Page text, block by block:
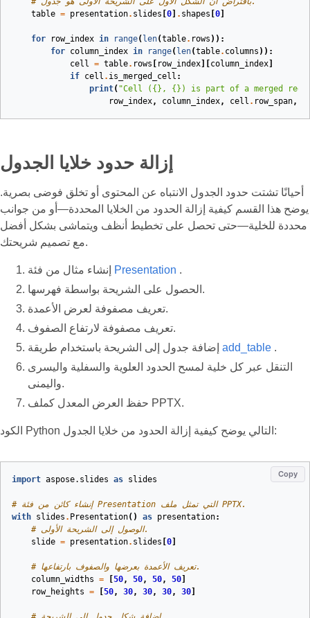
table = presentation. slides 0 . shapes 0
for row_index in range( len(table. rows )):
for column_index in range( len(table. columns )):
cell = table. rows row_index column_index
if cell . is_merged_cell :
print( "Cell ({}, {}) is part of a merged
row_index, column_index, cell . row_span,
إزالة حدود خلايا الجدول
أحيانًا تشتت حدود الجدول الانتباه عن المحتوى أو تخلق فوضى بصرية.
يوضح هذا القسم كيفية إزالة الحدود من الخلايا المحددة—أو من جوانب
محددة للخلية—حتى تحصل على تخطيط أنظف ويتماشى بشكل أفضل
مع تصميم شريحتك.
Presentation .
الحصول على الشريحة بواسطة فهرسها.
تعريف مصفوفة لعرض الأعمدة.
تعريف مصفوفة لارتفاع الصفوف.
add_table .
التنقل عبر كل خلية لمسح الحدود العلوية والسفلية واليسرى
واليمنى.
حفظ العرض المعدل كملف PPTX.
الكود Python التالي يوضح كيفية إزالة الحدود من خلايا الجدول:
Copy
import aspose.slides as slides
# إنشاء كائن من فئة Presentation التي تمثل ملف PPTX.
with slides . Presentation() as presentation:
# الوصول إلى الشريحة الأولى.
slide = presentation. slides 0
# تعريف الأعمدة بعرضها والصفوف بارتفاعها.
column_widths = 50, 50, 50, 50
row_heights = 50, 30, 30, 30, 30